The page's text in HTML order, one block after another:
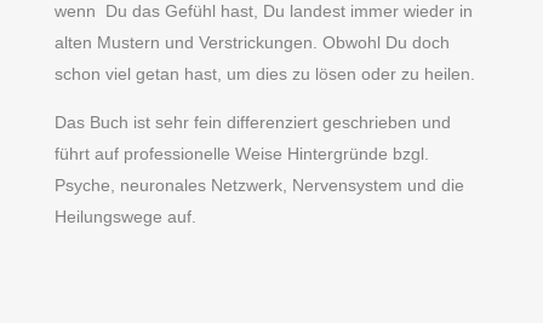
wenn Du das Gefühl hast, Du landest immer wieder in
alten Mustern und Verstrickungen. Obwohl Du doch
schon viel getan hast, um dies zu lösen oder zu heilen.
Das Buch ist sehr fein differenziert geschrieben und
führt auf professionelle Weise Hintergründe bzgl.
Psyche, neuronales Netzwerk, Nervensystem und die
Heilungswege auf.